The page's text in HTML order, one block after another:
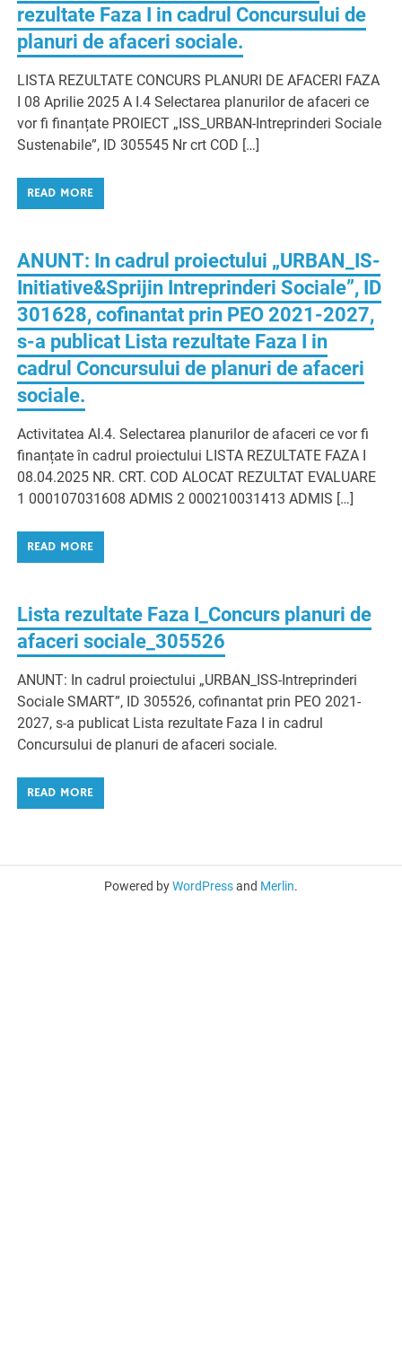
rezultate Faza I in cadrul Concursului de
planuri de afaceri sociale.
LISTA REZULTATE CONCURS PLANURI DE AFACERI FAZA
I 08 Aprilie 2025 A I.4 Selectarea planurilor de afaceri ce
vor fi finanțate PROIECT „ISS_URBAN-Intreprinderi Sociale
Sustenabile”, ID 305545 Nr crt COD […]
READ MORE
ANUNT: In cadrul proiectului „URBAN_IS-
Initiative&Sprijin Intreprinderi Sociale”, ID
301628, cofinantat prin PEO 2021-2027,
s-a publicat Lista rezultate Faza I in
cadrul Concursului de planuri de afaceri
sociale.
Activitatea AI.4. Selectarea planurilor de afaceri ce vor fi
finanțate în cadrul proiectului LISTA REZULTATE FAZA I
08.04.2025 NR. CRT. COD ALOCAT REZULTAT EVALUARE
1 000107031608 ADMIS 2 000210031413 ADMIS […]
READ MORE
Lista rezultate Faza I_Concurs planuri de
afaceri sociale_305526
ANUNT: In cadrul proiectului „URBAN_ISS-Intreprinderi
Sociale SMART”, ID 305526, cofinantat prin PEO 2021-
2027, s-a publicat Lista rezultate Faza I in cadrul
Concursului de planuri de afaceri sociale.
READ MORE
Powered byWordPressand Merlin.